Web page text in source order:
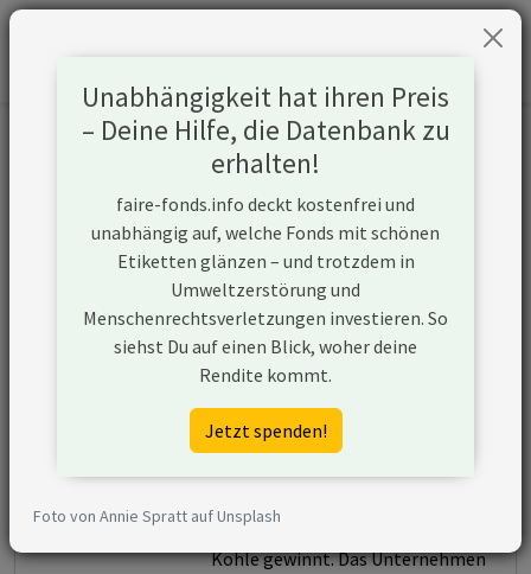
Informationen zum Unternehmen
EnBW Energie Baden-
Württemberg AG
https://www.enbw.com
Konflikte
Kurzbeschreibung
EnBW Energie Baden-
Württemberg AG ist ein
Unternehmen aus Deutschland,
Tochtergesellschaften) Strom aus
Kohle gewinnt. Das Unternehmen
Unabhängigkeit hat ihren Preis
– Deine Hilfe, die Datenbank zu
erhalten!
faire-fonds.info deckt kostenfrei und
unabhängig auf, welche Fonds mit schönen
Etiketten glänzen – und trotzdem in
Umweltzerstörung und
Menschenrechtsverletzungen investieren. So
siehst Du auf einen Blick, woher deine
Rendite kommt.
Jetzt spenden!
Foto von Annie Spratt auf Unsplash